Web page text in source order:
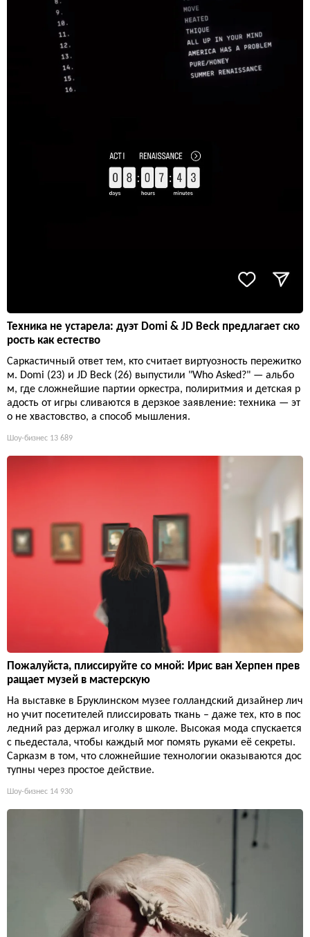
Техника не устарела: дуэт Domi & JD Beck предлагает ско
рость как естество
Саркастичный ответ тем, кто считает виртуозность пережитко
м. Domi (23) и JD Beck (26) выпустили "Who Asked?" — альбо
м, где сложнейшие партии оркестра, полиритмия и детская р
адость от игры сливаются в дерзкое заявление: техника — эт
о не хвастовство, а способ мышления.
Шоу-бизнес 13 689
Пожалуйста, плиссируйте со мной: Ирис ван Херпен прев
ращает музей в мастерскую
На выставке в Бруклинском музее голландский дизайнер лич
но учит посетителей плиссировать ткань – даже тех, кто в пос
ледний раз держал иголку в школе. Высокая мода спускается
с пьедестала, чтобы каждый мог помять руками её секреты.
Сарказм в том, что сложнейшие технологии оказываются дос
тупны через простое действие.
Шоу-бизнес 14 930